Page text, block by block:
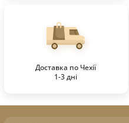
Доставка по Чехії
1-3 дні